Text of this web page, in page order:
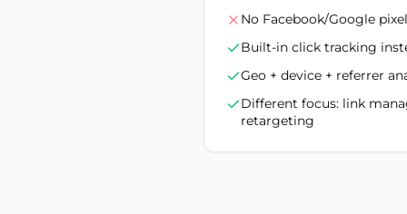
No Facebook/Google
Built-in click tracking
Geo + device + referrer
Different focus: link
retargeting